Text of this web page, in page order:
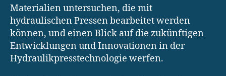
Materialien untersuchen, die mit
hydraulischen Pressen bearbeitet werden
können, und einen Blick auf die zukünftigen
Entwicklungen und Innovationen in der
Hydraulikpresstechnologie werfen.